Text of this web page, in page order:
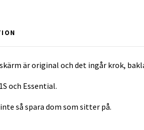
är original och det ingår krok,
och Essential.
så spara dom som sitter på.